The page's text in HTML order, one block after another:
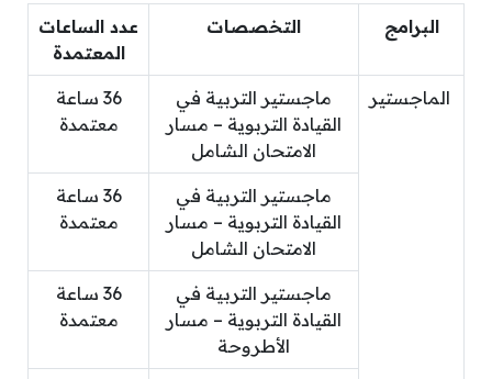
البرامج التخصصات
عدد الساعات
المعتمدة
الماجستير
ماجستير التربية في
القيادة التربوية – مسار
الامتحان الشامل
36 ساعة
معتمدة
ماجستير التربية في
القيادة التربوية – مسار
الامتحان الشامل
36 ساعة
معتمدة
ماجستير التربية في
القيادة التربوية – مسار
الأطروحة
36 ساعة
معتمدة